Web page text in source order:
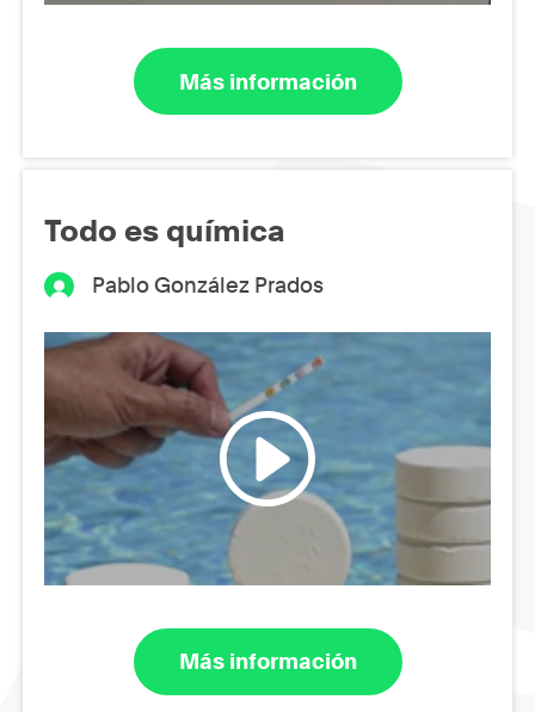
Más información
Todo es química
Pablo González Prados
Más información